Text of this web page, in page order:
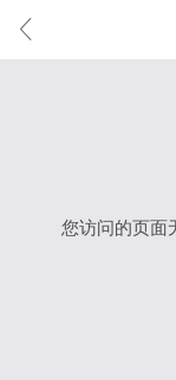
您访问的页面